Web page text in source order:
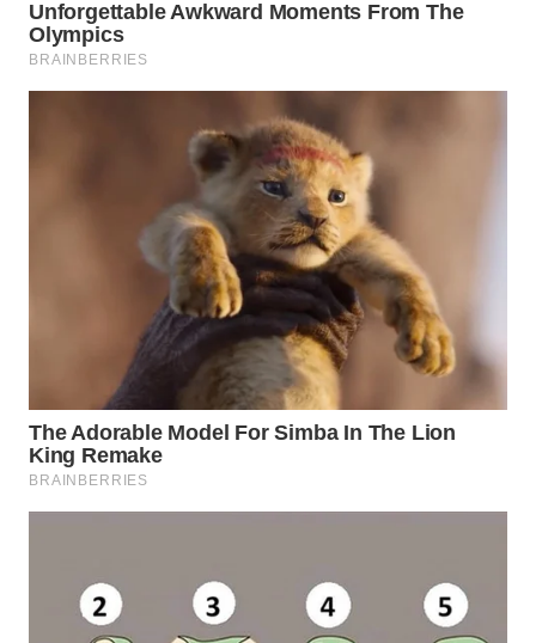
WN
PADANG
KEPULAUAN
WN
TANGERANG
WN
WN
CIREBON